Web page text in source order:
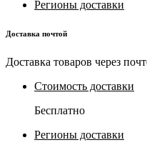
Регионы доставки
Доставка почтой
Доставка товаров через
Стоимость доставки
Бесплатно
Регионы доставки